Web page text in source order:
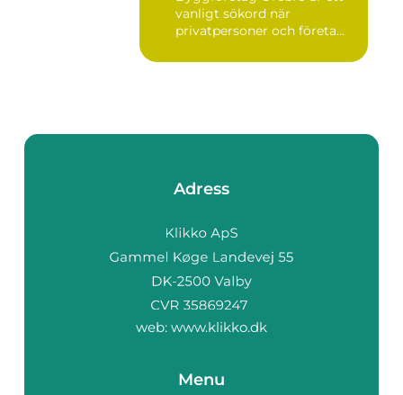
vanligt sökord när
privatpersoner och företa...
Adress
web: www.klikko.dk
Menu